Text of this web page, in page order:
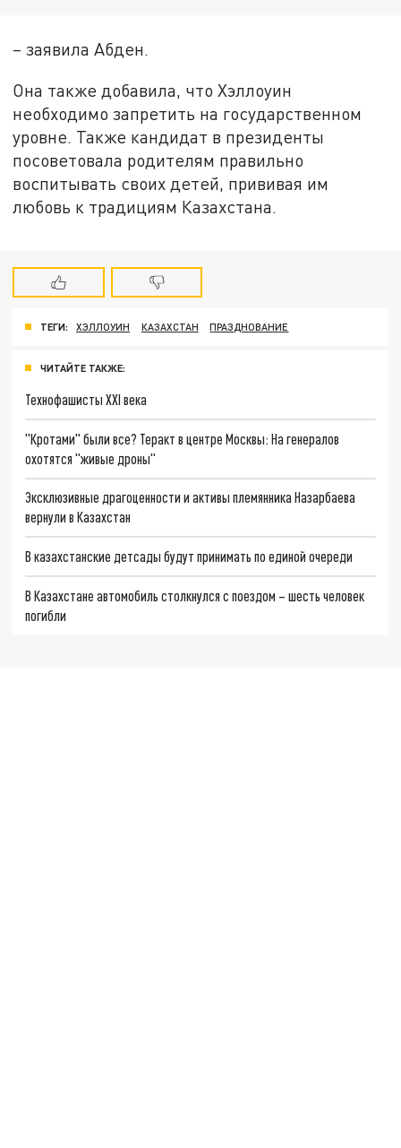
– заявила Абден.
Она также добавила, что Хэллоуин
необходимо запретить на государственном
уровне. Также кандидат в президенты
посоветовала родителям правильно
воспитывать своих детей, прививая им
любовь к традициям Казахстана.
ТЕГИ: ХЭЛЛОУИН КАЗАХСТАН ПРАЗДНОВАНИЕ
ЧИТАЙТЕ ТАКЖЕ:
Технофашисты XXI века
"Кротами" были все? Теракт в центре Москвы: На генералов
охотятся "живые дроны"
Эксклюзивные драгоценности и активы племянника Назарбаева
вернули в Казахстан
В казахстанские детсады будут принимать по единой очереди
В Казахстане автомобиль столкнулся с поездом – шесть человек
погибли